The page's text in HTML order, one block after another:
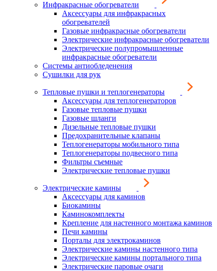
Инфракрасные обогреватели
Аксессуары для инфракрасных
обогревателей
Газовые инфракрасные обогреватели
Электрические инфракрасные обогреватели
Электрические полупромышленные
инфракрасные обогреватели
Системы антиобледенения
Сушилки для рук
Тепловые пушки и теплогенераторы
Аксессуары для теплогенераторов
Газовые тепловые пушки
Газовые шланги
Дизельные тепловые пушки
Предохранительные клапаны
Теплогенераторы мобильного типа
Теплогенераторы подвесного типа
Фильтры съемные
Электрические тепловые пушки
Электрические камины
Аксессуары для каминов
Биокамины
Каминокомплекты
Крепление для настенного монтажа каминов
Печи камины
Порталы для электрокаминов
Электрические камины настенного типа
Электрические камины портального типа
Электрические паровые очаги